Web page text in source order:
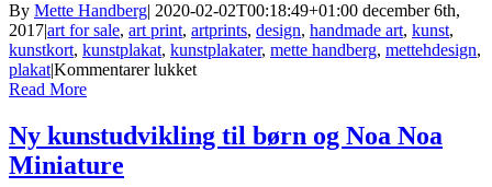
By Mette Handberg| 2020-02-02T00:18:49+01:00 december 6th,
2017|art for sale, art print, artprints, design, handmade art, kunst,
kunstkort, kunstplakat, kunstplakater, mette handberg, mettehdesign,
plakat|Kommentarer lukkettil
hos
mettehandberg.dk
Read More
Ny kunstudvikling til børn og Noa Noa
Miniature